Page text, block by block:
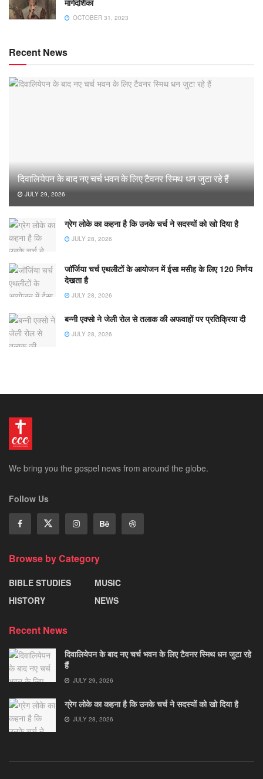
मार्गदर्शिका
OCTOBER 31, 2023
Recent News
दिवालियेपन के बाद नए चर्च भवन के लिए टैवनर स्मिथ धन जुटा रहे हैं
JULY 29, 2026
ग्रेग लोके का कहना है कि उनके चर्च ने सदस्यों को खो दिया है
JULY 28, 2026
जॉर्जिया चर्च एथलीटों के आयोजन में ईसा मसीह के लिए 120 निर्णय
देखता है
JULY 28, 2026
बन्नी एक्सो ने जेली रोल से तलाक की अफवाहों पर प्रतिक्रिया दी
JULY 28, 2026
We bring you the gospel news from around the globe.
Follow Us
Browse by Category
BIBLE STUDIES
HISTORY
MUSIC
NEWS
Recent News
दिवालियेपन के बाद नए चर्च भवन के लिए टैवनर स्मिथ धन जुटा रहे
हैं
JULY 29, 2026
ग्रेग लोके का कहना है कि उनके चर्च ने सदस्यों को खो दिया है
JULY 28, 2026